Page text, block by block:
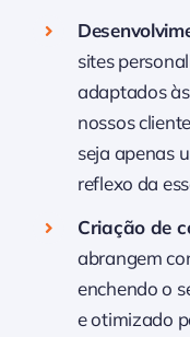
sites
adaptados
nossos
seja apenas
reflexo da
Criação de
abrangem
enchendo o
e otimizado